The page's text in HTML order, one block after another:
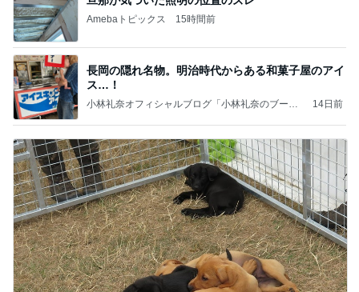
Amebaトピックス 15時間前
長岡の隠れ名物。明治時代からある和菓子屋のアイ
ス…！
小林礼奈オフィシャルブログ「小林礼奈のブーブ
14日前